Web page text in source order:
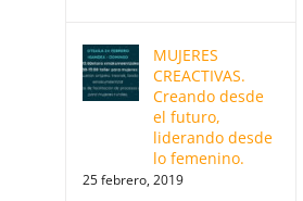
MUJERES
CREACTIVAS.
Creando desde
el futuro,
liderando desde
lo femenino.
25 febrero, 2019